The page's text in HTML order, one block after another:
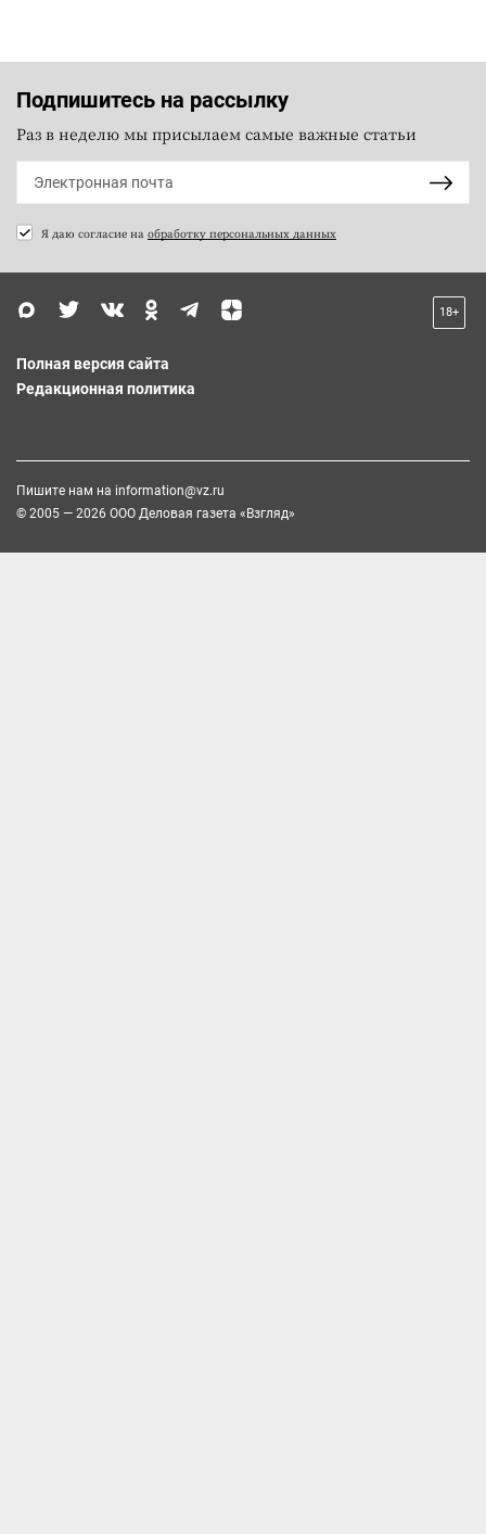
Подпишитесь на рассылку
Раз в неделю мы присылаем самые важные статьи
Я даю согласие на обработку персональных данных
18+
Полная версия сайта
Редакционная политика
Пишите нам на information@vz.ru
© 2005 — 2026 ООО Деловая газета «Взгляд»